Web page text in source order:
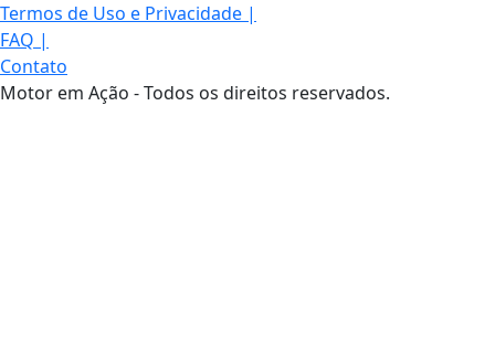
Termos de Uso e Privacidade |
FAQ |
Contato
Motor em Ação - Todos os direitos reservados.